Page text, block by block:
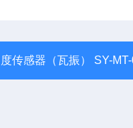
传感器（瓦振） SY-